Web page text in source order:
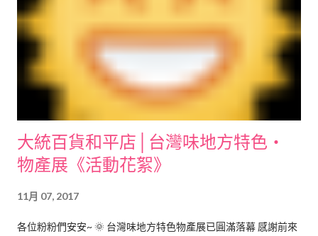
大統百貨和平店│台灣味地方特色‧
物產展《活動花絮》
11月 07, 2017
各位粉粉們安安~ 🌞 台灣味地方特色物產展已圓滿落幕 感謝前來